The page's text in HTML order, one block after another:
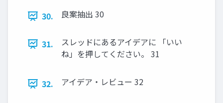
30. 良案抽出 30
31.
スレッドにあるアイデアに 「いい
ね」を押してください。 31
32. アイデア・レビュー 32